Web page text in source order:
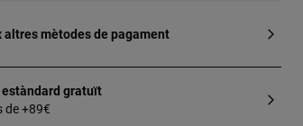
altres mètodes de pagament
estàndard gratuït
de +89€